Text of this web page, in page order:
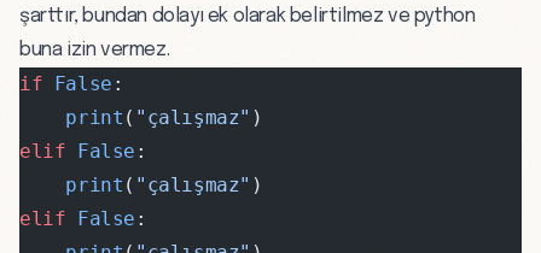
şarttır, bundan dolayı ek olarak belirtilmez ve python
buna izin vermez.
if False :
    print
( "çalışmaz" )
elif False :
    print
( "çalışmaz" )
elif False :